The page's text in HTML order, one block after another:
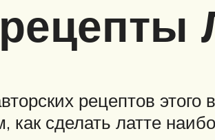
рецептов этого
как сделать латте